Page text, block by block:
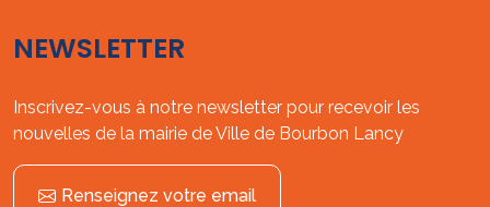
NEWSLETTER
Inscrivez-vous à notre newsletter pour recevoir les
nouvelles de la mairie de Ville de Bourbon Lancy
Renseignez votre email